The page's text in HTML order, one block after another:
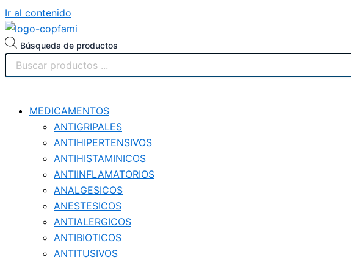
Ir al contenido
Búsqueda de productos
MEDICAMENTOS
ANTIGRIPALES
ANTIHIPERTENSIVOS
ANTIHISTAMINICOS
ANTIINFLAMATORIOS
ANALGESICOS
ANESTESICOS
ANTIALERGICOS
ANTIBIOTICOS
ANTITUSIVOS